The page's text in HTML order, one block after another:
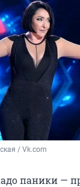
/ Vk.com
паники —